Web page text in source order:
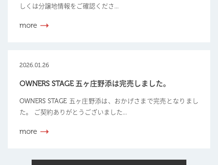
しくは分譲地情報をご確認くださ...
more
2026.01.26
OWNERS STAGE 五ヶ庄野添は完売しました。
OWNERS STAGE 五ヶ庄野添は、おかげさまで完売となりまし
た。 ご契約ありがとうございました...
more